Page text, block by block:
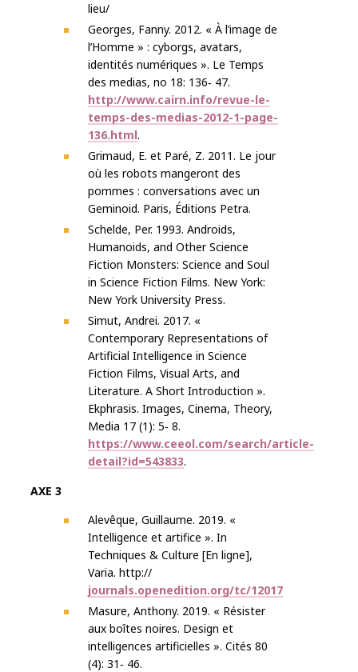
lieu/
Georges, Fanny. 2012. « À l’image de
l’Homme » : cyborgs, avatars,
identités numériques ». Le Temps
des medias, no 18: 136‐ 47.
http://www.cairn.info/revue-le-
temps-des-medias-2012-1-page-
136.html.
Grimaud, E. et Paré, Z. 2011. Le jour
où les robots mangeront des
pommes : conversations avec un
Geminoid. Paris, Éditions Petra.
Schelde, Per. 1993. Androids,
Humanoids, and Other Science
Fiction Monsters: Science and Soul
in Science Fiction Films. New York:
New York University Press.
Simut, Andrei. 2017. «
Contemporary Representations of
Artificial Intelligence in Science
Fiction Films, Visual Arts, and
Literature. A Short Introduction ».
Ekphrasis. Images, Cinema, Theory,
Media 17 (1): 5‐ 8.
https://www.ceeol.com/search/article-
detail?id=543833.
AXE 3
Alevêque, Guillaume. 2019. «
Intelligence et artifice ». In
Techniques & Culture [En ligne],
Varia. http://
journals.openedition.org/tc/12017
Masure, Anthony. 2019. « Résister
aux boîtes noires. Design et
intelligences artificielles ». Cités 80
(4): 31‐ 46.